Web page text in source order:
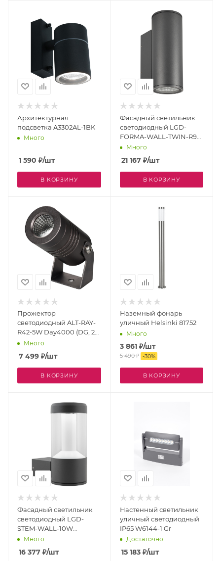
Архитектурная
подсветка A3302AL-1BK
Много
1 590 ₽/шт
В КОРЗИНУ
Фасадный светильник
светодиодный LGD-
FORMA-WALL-TWIN-R90-
2x12W Warm3000 (GR, 44
deg, 230V) (Arlight, IP54
Металл, 3 года) 029970
Много
21 167₽/шт
В КОРЗИНУ
Прожектор
светодиодный ALT-RAY-
R42-5W Day4000 (DG, 25
deg, 230V) (Arlight, IP67
Металл, 3 года) 032652
Много
7 499 ₽/шт
В КОРЗИНУ
Наземный фонарь
уличный Helsinki 81752
Много
3 861₽/шт
5 490₽ -30%
В КОРЗИНУ
Фасадный светильник
светодиодный LGD-
STEM-WALL-10W
Warm3000 (GR, 185 deg,
230V) (Arlight, IP65
Металл, 3 года) 029985
Много
16 377 ₽/шт
Настенный светильник
уличный светодиодный
IP65 W6144-1 Gr
Достаточно
15 183₽/шт